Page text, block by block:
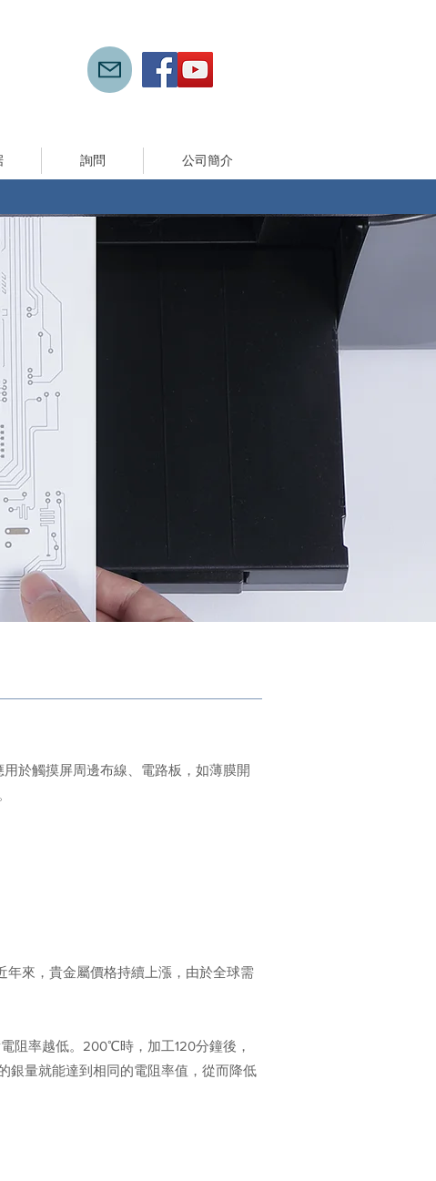
詢問 公司簡介
於觸摸屏周邊布線、電路板，如薄膜開
年來，貴金屬價格持續上漲，由於全球需
阻率越低。200℃時，加工120分鐘後，
銀量就能達到相同的電阻率值，從而降低